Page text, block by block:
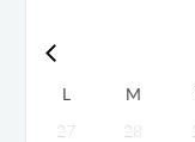
L M
27
28